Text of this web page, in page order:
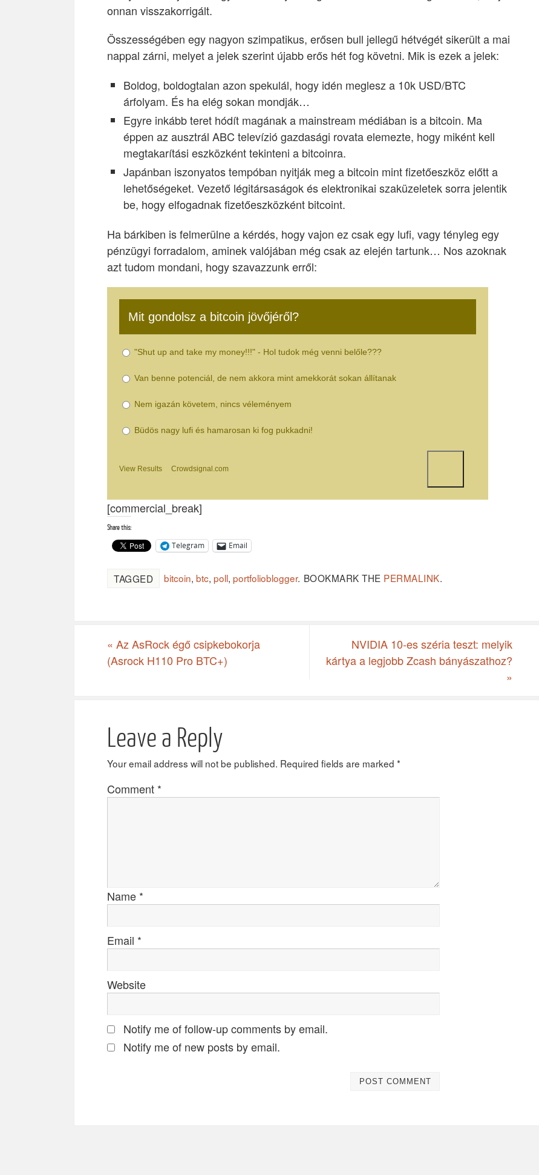
onnan visszakorrigált.
Összességében egy nagyon szimpatikus, erősen bull jellegű hétvégét sikerült a mai
nappal zárni, melyet a jelek szerint újabb erős hét fog követni. Mik is ezek a jelek:
Boldog, boldogtalan azon spekulál, hogy idén meglesz a 10k USD/BTC
árfolyam. És ha elég sokan mondják…
Egyre inkább teret hódít magának a mainstream médiában is a bitcoin. Ma
éppen az ausztrál ABC televízió gazdasági rovata elemezte, hogy miként kell
megtakarítási eszközként tekinteni a bitcoinra.
Japánban iszonyatos tempóban nyitják meg a bitcoin mint fizetőeszköz előtt a
lehetőségeket. Vezető légitársaságok és elektronikai szaküzeletek sorra jelentik
be, hogy elfogadnak fizetőeszközként bitcoint.
Ha bárkiben is felmerülne a kérdés, hogy vajon ez csak egy lufi, vagy tényleg egy
pénzügyi forradalom, aminek valójában még csak az elején tartunk… Nos azoknak
azt tudom mondani, hogy szavazzunk erről:
Mit gondolsz a bitcoin jövőjéről?
"Shut up and take my money!!!" - Hol tudok még venni belőle???
Van benne potenciál, de nem akkora mint amekkorát sokan állítanak
Nem igazán követem, nincs véleményem
Büdös nagy lufi és hamarosan ki fog pukkadni!
View Results Crowdsignal.com
[commercial_break]
Share this:
Telegram Email
TAGGED bitcoin, btc, poll, portfolioblogger. BOOKMARK THE PERMALINK.
« Az AsRock égő csipkebokorja
(Asrock H110 Pro BTC+)
NVIDIA 10-es széria teszt: melyik
kártya a legjobb Zcash bányászathoz?
»
Leave a Reply
Your email address will not be published. Required fields are marked *
Comment *
Name *
Email *
Website
Notify me of follow-up comments by email.
Notify me of new posts by email.